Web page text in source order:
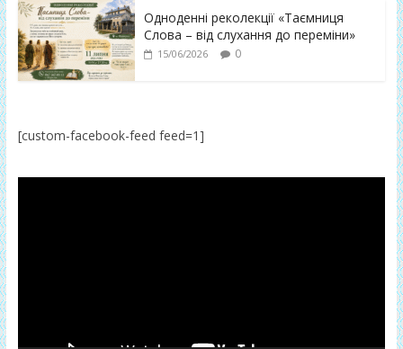
Одноденні реколекції «Таємниця
Слова – від слухання до переміни»
15/06/2026 0
[custom-facebook-feed feed=1]